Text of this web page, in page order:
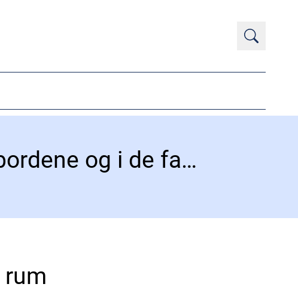
Viden fra UTH’erne skal ind på ledelsesbordene og i de faglige rum
rum